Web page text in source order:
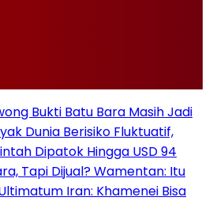
Bukti Batu Bara Masih Jadi
Dunia Berisiko Fluktuatif,
Dipatok Hingga USD 94
Tapi Dijual? Wamentan: Itu
Iran: Khamenei Bisa